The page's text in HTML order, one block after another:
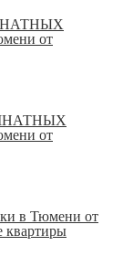
от
от
в Тюмени от
квартиры